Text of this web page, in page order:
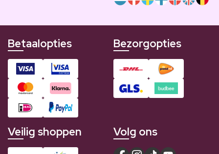
Betaalopties Bezorgopties
Veilig shoppen Volg ons